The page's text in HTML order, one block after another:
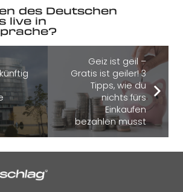
des Deutschen
live in
Geiz ist geil –
Gratis ist geiler! 3
Tipps, wie du
nichts fürs
Einkaufen
bezahlen musst